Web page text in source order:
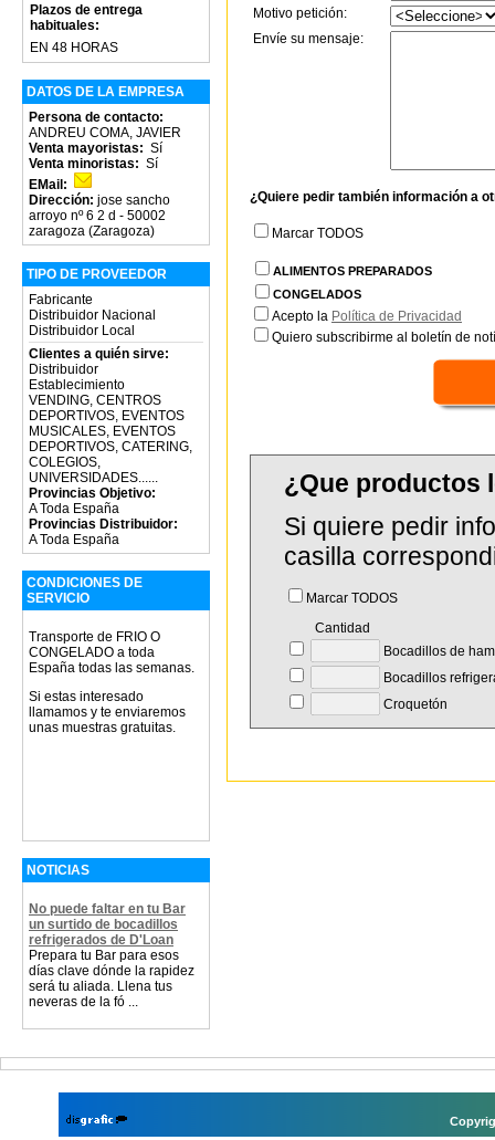
Plazos de entrega
habituales:
EN 48 HORAS
DATOS DE LA EMPRESA
Persona de contacto:
ANDREU COMA, JAVIER
Venta mayoristas: Sí
Venta minoristas: Sí
EMail:
Dirección: jose sancho
arroyo nº 6 2 d - 50002
zaragoza (Zaragoza)
TIPO DE PROVEEDOR
Fabricante
Distribuidor Nacional
Distribuidor Local
Clientes a quién sirve:
Distribuidor
Establecimiento
VENDING, CENTROS
DEPORTIVOS, EVENTOS
MUSICALES, EVENTOS
DEPORTIVOS, CATERING,
COLEGIOS,
UNIVERSIDADES......
Provincias Objetivo:
A Toda España
Provincias Distribuidor:
A Toda España
CONDICIONES DE
SERVICIO
Transporte de FRIO O
CONGELADO a toda
España todas las semanas.
Si estas interesado
llamamos y te enviaremos
unas muestras gratuitas.
NOTICIAS
No puede faltar en tu Bar
un surtido de bocadillos
refrigerados de D'Loan
Prepara tu Bar para esos
días clave dónde la rapidez
será tu aliada. Llena tus
neveras de la fó ...
Motivo petición:
Envíe su mensaje:
¿Quiere pedir también información a
Marcar TODOS
ALIMENTOS PREPARADOS
CONGELADOS
Acepto la Política de Privacidad
Quiero subscribirme al boletín de
¿Que productos
Si quiere pedir
casilla
Marcar TODOS
Cantidad
Bocadillos de
Bocadillos
Croquetón